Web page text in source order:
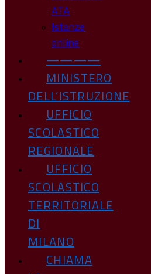
ATA
Istanze
online
————
MINISTERO
DELL’ISTRUZIONE
UFFICIO
SCOLASTICO
REGIONALE
UFFICIO
SCOLASTICO
TERRITORIALE
DI
MILANO
CHIAMA